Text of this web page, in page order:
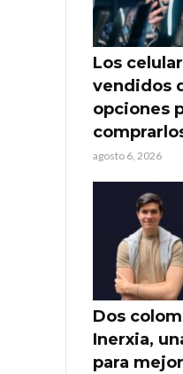
Los
vendidos
opciones
agosto 6, 2026
Dos
Inerxia,
para